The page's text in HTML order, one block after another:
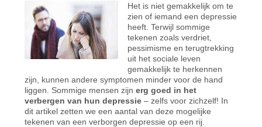
Het is niet gemakkelijk om te
zien of iemand een depressie
heeft. Terwijl sommige
tekenen zoals verdriet,
pessimisme en terugtrekking
uit het sociale leven
gemakkelijk te herkennen
zijn, kunnen andere symptomen minder voor de hand
liggen. Sommige mensen zijnerg goed in het
verbergen van hun depressie – zelfs voor zichzelf! In
dit artikel zetten we een aantal van deze mogelijke
tekenen van een verborgen depressie op een rij.